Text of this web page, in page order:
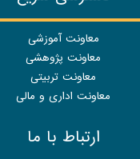
معاونت آموزشی
معاونت پژوهشی
معاونت تربیتی
معاونت اداری و مالی
ارتباط با ما